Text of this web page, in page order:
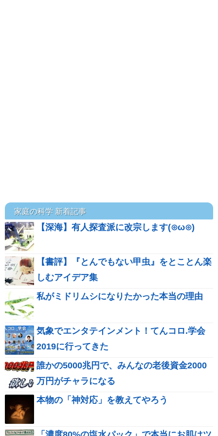
家庭の科学 新着記事
【深海】有人探査派に改宗します(⊙ω⊙)
【書評】『とんでもない甲虫』をとことん楽
しむアイデア集
私がミドリムシになりたかった本当の理由
気象でエンタテインメント！てんコロ.学会
2019に行ってきた
誰かの5000兆円で、みんなの老後資金2000
万円がチャラになる
本物の「神対応」を教えてやろう